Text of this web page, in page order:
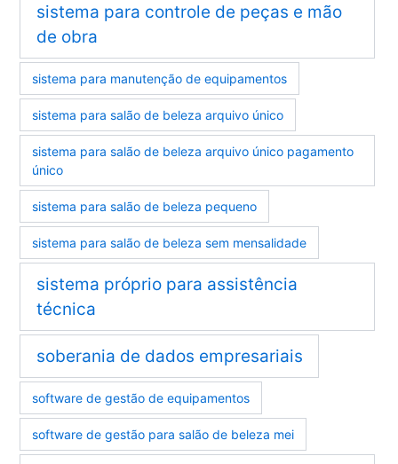
sistema para controle de peças e mão
de obra
sistema para manutenção de equipamentos
sistema para salão de beleza arquivo único
sistema para salão de beleza arquivo único pagamento
único
sistema para salão de beleza pequeno
sistema para salão de beleza sem mensalidade
sistema próprio para assistência
técnica
soberania de dados empresariais
software de gestão de equipamentos
software de gestão para salão de beleza mei